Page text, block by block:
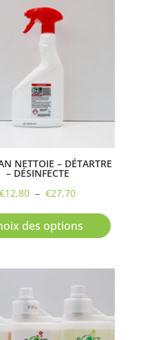
page
NETTOIE – DÉTARTRE
– DÉSINFECTE
€12,80 – €27,70Plage
prix :
€12,80
€27,70
des options
variations.
peuvent